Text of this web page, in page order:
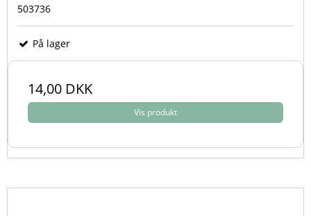
503736
På lager
14,00 DKK
Vis produkt